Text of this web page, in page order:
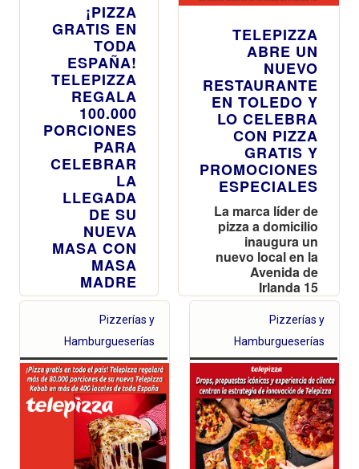
¡PIZZA
GRATIS EN
TODA
ESPAÑA!
TELEPIZZA
REGALA
100.000
PORCIONES
PARA
CELEBRAR
LA
LLEGADA
DE SU
NUEVA
MASA CON
MASA
MADRE
Este 24 de
marzo, a partir
de las 19:00h,
más de 400
tiendas
repartirán
pizza con
masa madre
gratis a todo
el que se
acerque
TELEPIZZA
ABRE UN
NUEVO
RESTAURANTE
EN TOLEDO Y
LO CELEBRA
CON PIZZA
GRATIS Y
PROMOCIONES
ESPECIALES
La marca líder de
pizza a domicilio
inaugura un
nuevo local en la
Avenida de
Irlanda 15
Pizzerías y
Hamburgueserías
Pizzerías y
Hamburgueserías